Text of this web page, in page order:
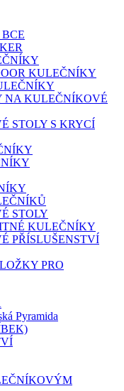
BCE
KULEČNÍKY
NA KULEČNÍKOVÉ
STOLY S KRYCÍ
STOLY
KULEČNÍKY
PŘÍSLUŠENSTVÍ
PRO
Pyramida